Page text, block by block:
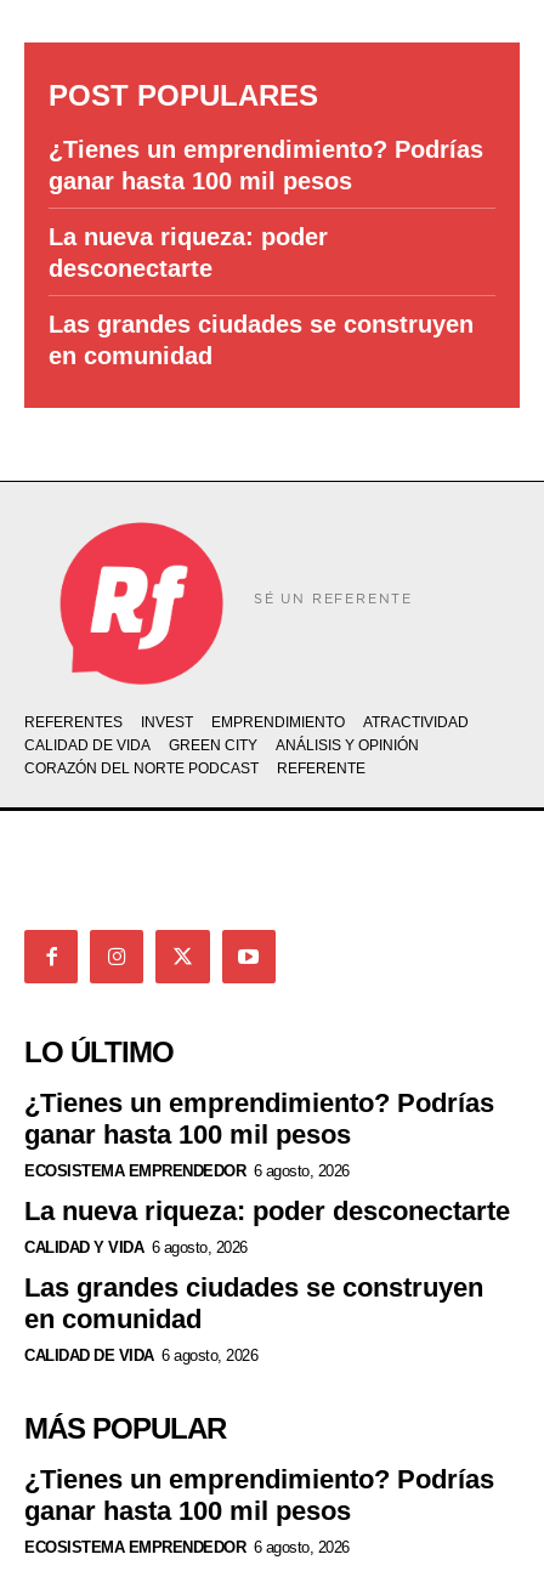
POST POPULARES
¿Tienes un emprendimiento? Podrías
ganar hasta 100 mil pesos
La nueva riqueza: poder
desconectarte
Las grandes ciudades se construyen
en comunidad
SÉ UN REFERENTE
REFERENTES INVEST EMPRENDIMIENTO
ATRACTIVIDAD
CALIDAD DE VIDA
GREEN CITY
ANÁLISIS Y OPINIÓN
CORAZÓN DEL NORTE PODCAST
REFERENTE
LO ÚLTIMO
¿Tienes un emprendimiento? Podrías
ganar hasta 100 mil pesos
ECOSISTEMA EMPRENDEDOR 6 agosto, 2026
La nueva riqueza: poder desconectarte
CALIDAD Y VIDA 6 agosto, 2026
Las grandes ciudades se construyen
en comunidad
CALIDAD DE VIDA 6 agosto, 2026
MÁS POPULAR
¿Tienes un emprendimiento? Podrías
ganar hasta 100 mil pesos
ECOSISTEMA EMPRENDEDOR 6 agosto, 2026